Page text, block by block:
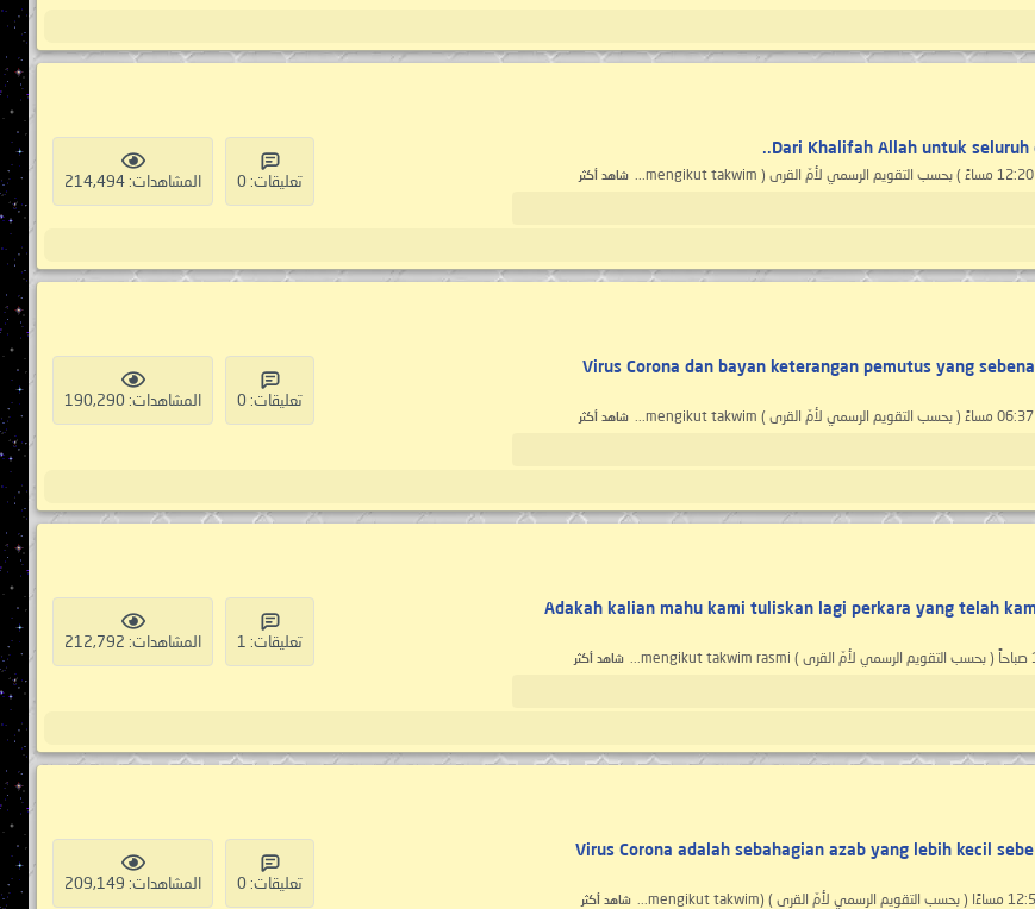
Dari Khalifah Allah untuk seluruh
شاهد أكثر تعليقات: 0 المشاهدات: 214,494
Virus Corona dan bayan keterangan pemutus yang
شاهد أكثر
تعليقات: 0 المشاهدات: 190,290
Adakah kalian mahu kami tuliskan lagi perkara yang telah
شاهد أكثر
تعليقات: 1 المشاهدات: 212,792
Virus Corona adalah sebahagian azab yang lebih kecil
شاهد أكثر
تعليقات: 0 المشاهدات: 209,149